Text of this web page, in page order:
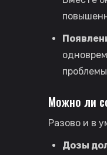
Можно ли
Разово и в
Дозы